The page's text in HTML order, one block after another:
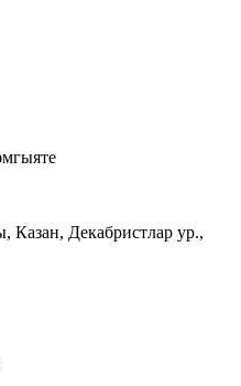
Казан, Декабристлар ур.,